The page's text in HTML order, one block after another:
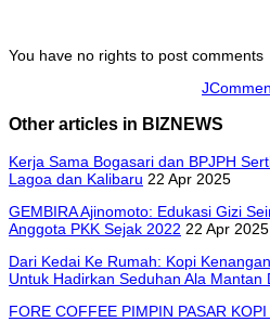
You have no rights to post comments
Other articles in BIZNEWS
Kerja Sama Bogasari dan BPJPH
Lagoa dan Kalibaru 22 Apr 2025
GEMBIRA Ajinomoto: Edukasi Gizi
Anggota PKK Sejak 2022 22 Apr 2025
Dari Kedai Ke Rumah: Kopi
Untuk Hadirkan Seduhan Ala Mantan
FORE COFFEE PIMPIN PASAR